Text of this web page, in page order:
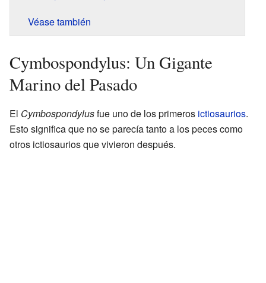
Véase también
Cymbospondylus: Un Gigante
Marino del Pasado
El Cymbospondylusfue uno de los primeros ictiosaurios.
Esto significa que no se parecía tanto a los peces como
otros ictiosaurios que vivieron después.